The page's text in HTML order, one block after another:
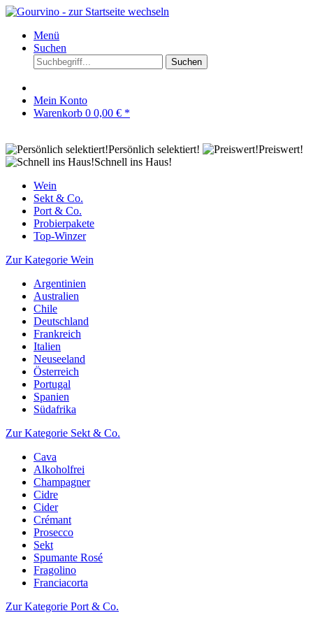
Menü
Suchen
Suchen
Mein Konto
Warenkorb 0 0,00 € *
Persönlich selektiert!
Preiswert!
Schnell ins Haus!
Wein
Sekt & Co.
Port & Co.
Probierpakete
Top-Winzer
Zur Kategorie Wein
Argentinien
Australien
Chile
Deutschland
Frankreich
Italien
Neuseeland
Österreich
Portugal
Spanien
Südafrika
Zur Kategorie Sekt & Co.
Cava
Alkoholfrei
Champagner
Cidre
Cider
Crémant
Prosecco
Sekt
Spumante Rosé
Fragolino
Franciacorta
Zur Kategorie Port & Co.